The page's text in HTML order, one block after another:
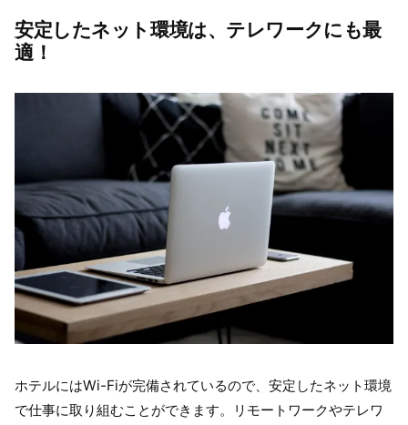
安定したネット環境は、テレワークにも最
適！
ホテルにはWi-Fiが完備されているので、安定したネット環境
で仕事に取り組むことができます。リモートワークやテレワ